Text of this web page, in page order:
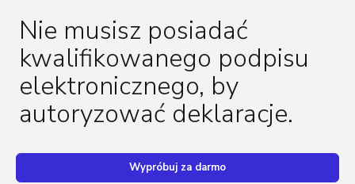
Nie musisz posiadać
kwalifikowanego podpisu
elektronicznego, by
autoryzować deklaracje.
Wypróbuj za darmo